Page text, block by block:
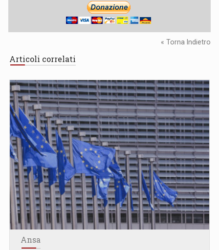
« Torna Indietro
Articoli correlati
Ansa